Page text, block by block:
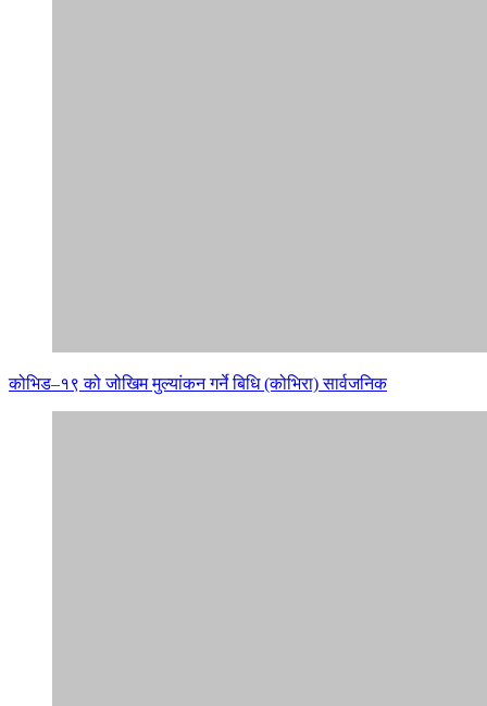
कोभिड–१९ को जोखिम मुल्यांकन गर्ने बिधि (कोभिरा) सार्वजनिक